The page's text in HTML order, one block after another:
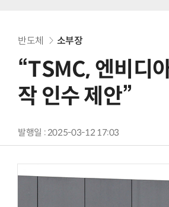
반도체 소부장
“TSMC, 엔비디
작 인수 제안”
발행일 : 2025-03-12 17:03